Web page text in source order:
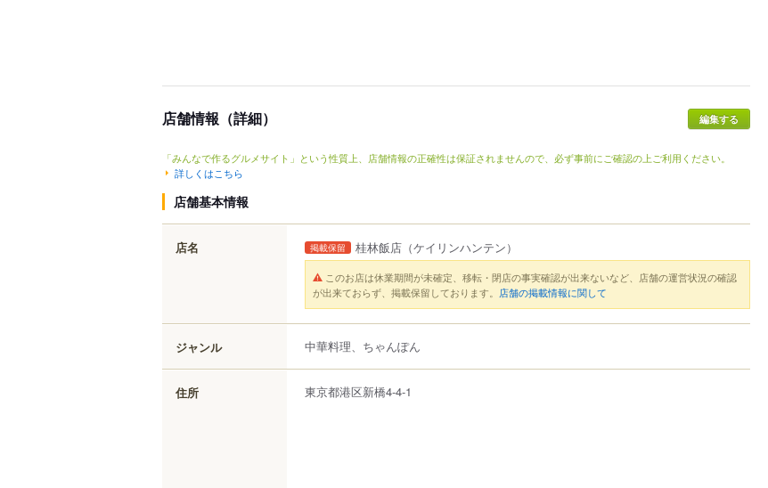
店舗情報（詳細）
「みんなで作るグルメサイト」という性質上、店舗情報の正確性は保証されませんので、必ず事前にご確認の上ご利用ください。
詳しくはこちら
店舗基本情報
店名 掲載保留 桂林飯店 （ケイリンハンテン）
このお店は休業期間が未確定、移転・閉店の事実確認が出来ないなど、店舗の運営状況の確認
が出来ておらず、掲載保留しております。 店舗の掲載情報に関して
ジャンル 中華料理、ちゃんぽん
住所 東京都港区新橋4-4-1